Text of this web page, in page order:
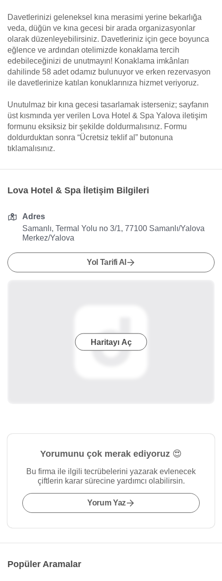
Davetlerinizi geleneksel kına merasimi yerine bekarlığa
veda, düğün ve kına gecesi bir arada organizasyonlar
olarak düzenleyebilirsiniz. Davetleriniz için gece boyunca
eğlence ve ardından otelimizde konaklama tercih
edebileceğinizi de unutmayın! Konaklama imkânları
dahilinde 58 adet odamız bulunuyor ve erken rezervasyon
ile davetlerinize katılan konuklarınıza hizmet veriyoruz.
Unutulmaz bir kına gecesi tasarlamak isterseniz; sayfanın
üst kısmında yer verilen Lova Hotel & Spa Yalova iletişim
formunu eksiksiz bir şekilde doldurmalısınız. Formu
doldurduktan sonra “Ücretsiz teklif al” butonuna
tıklamalısınız.
Lova Hotel & Spa İletişim Bilgileri
Adres
Samanlı, Termal Yolu no 3/1, 77100 Samanlı/Yalova
Merkez/Yalova
Yol Tarifi Al
Haritayı Aç
Yorumunu çok merak ediyoruz 😍
Bu firma ile ilgili tecrübelerini yazarak evlenecek
çiftlerin karar sürecine yardımcı olabilirsin.
Yorum Yaz
Popüler Aramalar